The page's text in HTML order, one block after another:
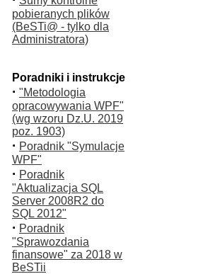
pobieranych plików
(BeSTi@ - tylko dla
Administratora)
Poradniki i instrukcje
· "Metodologia
opracowywania WPF"
(wg wzoru Dz.U. 2019
poz. 1903)
· Poradnik "Symulacje
WPF"
· Poradnik
"Aktualizacja SQL
Server 2008R2 do
SQL 2012"
· Poradnik
"Sprawozdania
finansowe" za 2018 w
BeSTii